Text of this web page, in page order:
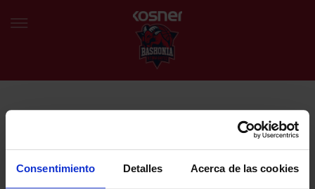
Consentimiento Detalles Acerca de las cookies
BERRIAK
Egin bat gure harmaila birtualarekin eta izan lehena klubaren
azken albiste eta promozioen berri izaten.